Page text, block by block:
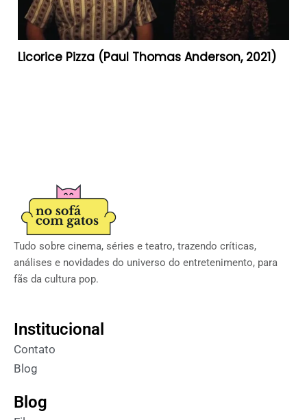
Licorice Pizza (Paul Thomas Anderson, 2021)
Tudo sobre cinema, séries e teatro, trazendo críticas,
análises e novidades do universo do entretenimento, para
fãs da cultura pop.
Institucional
Contato
Blog
Blog